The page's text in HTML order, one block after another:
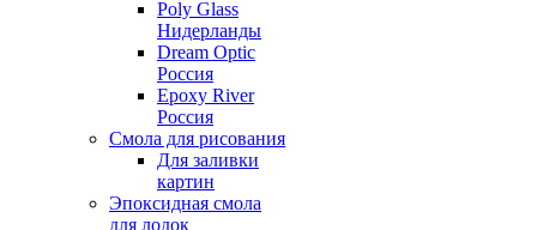
Poly Glass
Нидерланды
Dream Optic
Россия
Epoxy River
Россия
Смола для рисования
Для заливки
картин
Эпоксидная смола
для лодок